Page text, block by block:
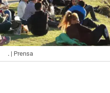
. | Prensa